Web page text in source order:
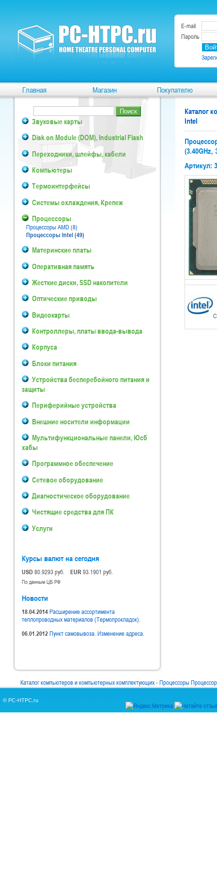
E-mail
Пароль
Главная Магазин Покупателю
Звуковые карты
Disk on Module (DOM), Industrial Flash
Переходники, шлейфы, кабели
Компьютеры
Термоинтерфейсы
Системы охлаждения, Крепеж
Процессоры
Процессоры AMD (8)
Процессоры Intel (49)
Материнские платы
Оперативная память
Жесткие диски, SSD накопители
Оптические приводы
Видеокарты
Контроллеры, платы ввода-вывода
Корпуса
Блоки питания
Устройства бесперебойного питания и
защиты
Периферийные устройства
Внешние носители информации
Мультифункциональные панели, Юсб
хабы
Программное обеспечение
Сетевое оборудование
Диагностическое оборудование
Чистящие средства для ПК
Услуги
Курсы валют на сегодня
USD80.9293 руб. EUR93.1901 руб.
По данным ЦБ РФ
Новости
18.04.2014Расширение ассортимента
теплопроводных материалов (Термопрокладок).
06.01.2012Пункт самовывоза. Изменение адреса.
Каталог
Intel
(3.40GHz,
Артикул:
Каталог компьютеров и компьютерных комплектующих-Процессоры
© PC-HTPC.ru